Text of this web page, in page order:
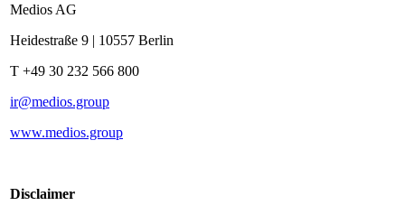
Medios AG
Heidestraße 9 | 10557 Berlin
T +49 30 232 566 800
ir@medios.group
www.medios.group
Disclaimer